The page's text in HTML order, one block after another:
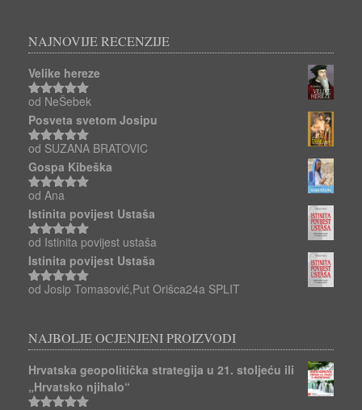
NAJNOVIJE RECENZIJE
Velike hereze
Ocjenjeno5
od 5
od NeŠebek
Posveta svetom Josipu
Ocjenjeno5
od 5
od SUZANA BRATOVIC
Gospa Kibeška
Ocjenjeno
od 5
od Ana
Istinita povijest Ustaša
Ocjenjeno 5
od 5
od Istinita povijest ustaša
Istinita povijest Ustaša
Ocjenjeno 5
od Josip Tomasović,Put Orišca24a SPLIT
NAJBOLJE OCJENJENI PROIZVODI
Hrvatska geopolitička strategija u 21. stoljeću ili
„Hrvatsko njihalo“